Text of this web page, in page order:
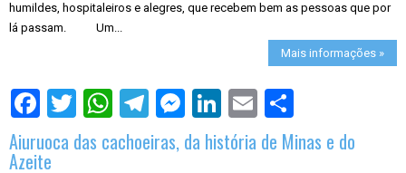
humildes, hospitaleiros e alegres, que recebem bem as pessoas que por
lá passam. Um...
Mais informações »
r
e
Aiuruoca das cachoeiras, da história de Minas e do
Azeite